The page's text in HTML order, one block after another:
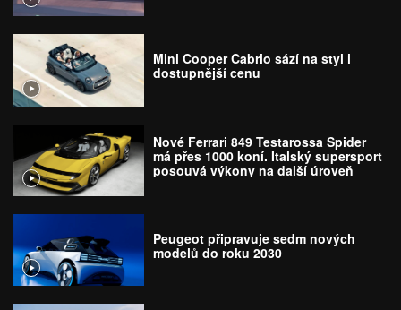
Mini Cooper Cabrio sází na styl i
dostupnější cenu
Nové Ferrari 849 Testarossa Spider
má přes 1000 koní. Italský supersport
posouvá výkony na další úroveň
Peugeot připravuje sedm nových
modelů do roku 2030